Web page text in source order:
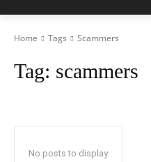
Home Tags Scammers
Tag: scammers
No posts to display